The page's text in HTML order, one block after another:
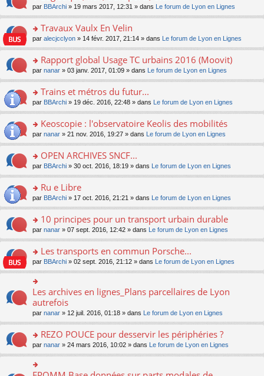
c
e
nt
pl
u
ré
c
e
nt
n
le
pl
u
ré
c
e
nt
g
e
n
n
le
pl
u
ré
c
e
nt
e
a
g
e
n
n
le
pl
u
ré
c
e
nt
er
le
m
e
a
g
e
n
n
le
pl
u
ré
c
e
nt
o
n
ult
er
le
m
e
a
g
e
n
n
le
pl
u
ré
c
e
nt
par BBArchi » 19 mars 2017, 12:31 » dans Le forum de Lyon en Lignes
o
n
ult
er
le
m
e
a
g
e
n
n
le
pl
u
ré
c
e
nt
Travaux Vaulx En Velin
par alecjcclyon » 14 févr. 2017, 21:14 » dans Le forum de Lyon en Lignes
o
n
ult
er
le
m
e
a
g
e
n
n
le
pl
u
ré
c
e
nt
Rapport global Usage TC urbains 2016 (Moovit)
par nanar » 03 janv. 2017, 01:09 » dans Le forum de Lyon en Lignes
o
n
ult
er
le
m
e
a
g
e
n
n
le
pl
u
s
ré
c
e
nt
Trains et métros du futur...
par BBArchi » 19 déc. 2016, 22:48 » dans Le forum de Lyon en Lignes
o
n
ult
er
le
m
e
a
g
e
n
n
le
pl
u
s
e
nt
Keoscopie : l'observatoire Keolis des mobilités
par nanar » 21 nov. 2016, 19:27 » dans Le forum de Lyon en Lignes
o
n
ult
er
le
m
e
a
g
e
n
o
lu
le
pl
u
s
c
OPEN ARCHIVES SNCF...
par BBArchi » 30 oct. 2016, 18:19 » dans Le forum de Lyon en Lignes
o
n
ult
er
le
m
e
s
g
e
n
o
lu
le
pl
u
Ru e Libre
par BBArchi » 17 oct. 2016, 21:21 » dans Le forum de Lyon en Lignes
o
n
ult
er
le
m
s
a
e
n
o
n
lu
10 principes pour un transport urbain durable
par nanar » 07 sept. 2016, 12:42 » dans Le forum de Lyon en Lignes
o
n
s
ult
er
le
m
e
s
a
e
Les transports en commun Porsche...
par BBArchi » 02 sept. 2016, 21:12 » dans Le forum de Lyon en Lignes
n
ult
er
le
m
e
s
s
Les archives en lignes_Plans parcellaires de Lyon
autrefois
par nanar » 12 juil. 2016, 01:18 » dans Le forum de Lyon en Lignes
o
n
s
ult
REZO POUCE pour desservir les périphéries ?
par nanar » 24 mars 2016, 10:02 » dans Le forum de Lyon en Lignes
o